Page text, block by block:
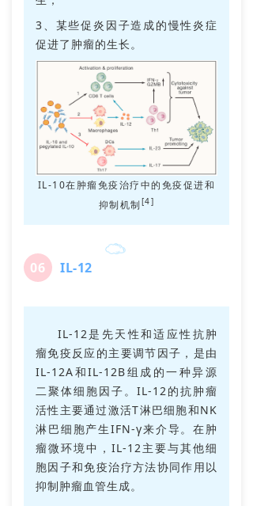
3、某些促炎因子造成的慢性炎症
促进了肿瘤的生长。
IL-10在肿瘤免疫治疗中的免疫促进和
抑制机制[4]
06 IL-12
IL-12是先天性和适应性抗肿
瘤免疫反应的主要调节因子，是由
IL-12A和IL-12B组成的一种异源
二聚体细胞因子。IL-12的抗肿瘤
活性主要通过激活T淋巴细胞和NK
淋巴细胞产生IFN-γ来介导。在肿
瘤微环境中，IL-12主要与其他细
胞因子和免疫治疗方法协同作用以
抑制肿瘤血管生成。